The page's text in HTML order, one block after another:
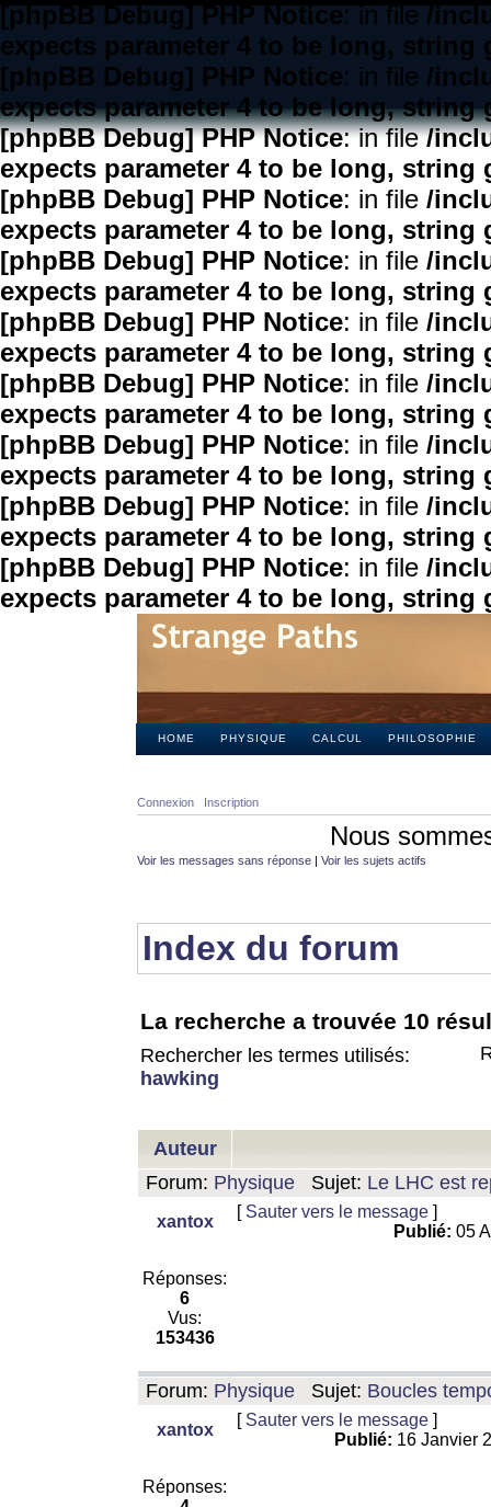
[phpBB Debug] PHP Notice: in file/
expects parameter 4 to be long, string
[phpBB Debug] PHP Notice: in file /
expects parameter 4 to be long, string
[phpBB Debug] PHP Notice: in file/
expects parameter 4 to be long, string
[phpBB Debug] PHP Notice: in file /
expects parameter 4 to be long, string
[phpBB Debug] PHP Notice: in file /
expects parameter 4 to be long, string
[phpBB Debug] PHP Notice: in file /
expects parameter 4 to be long, string
[phpBB Debug] PHP Notice: in file /
expects parameter 4 to be long, string
[phpBB Debug] PHP Notice: in file /
expects parameter 4 to be long, string
[phpBB Debug] PHP Notice: in file /
expects parameter 4 to be long, string
[phpBB Debug] PHP Notice: in file /
expects parameter 4 to be long, string
HOME PHYSIQUE CALCUL PHILOSOPHIE
Connexion Inscription
Nous
Voir les messages sans réponse | Voir les sujets actifs
Index du forum
La recherche a trouvée 10
Rechercher les termes utilisés:
hawking
Auteur
Forum: Physique Sujet: Le LHC est
xantox
[ Sauter vers le message ]
Publié: 05
Réponses:
6
Vus:
153436
Forum: Physique Sujet: Boucles
xantox
[ Sauter vers le message ]
Publié: 16 Janvier
Réponses: